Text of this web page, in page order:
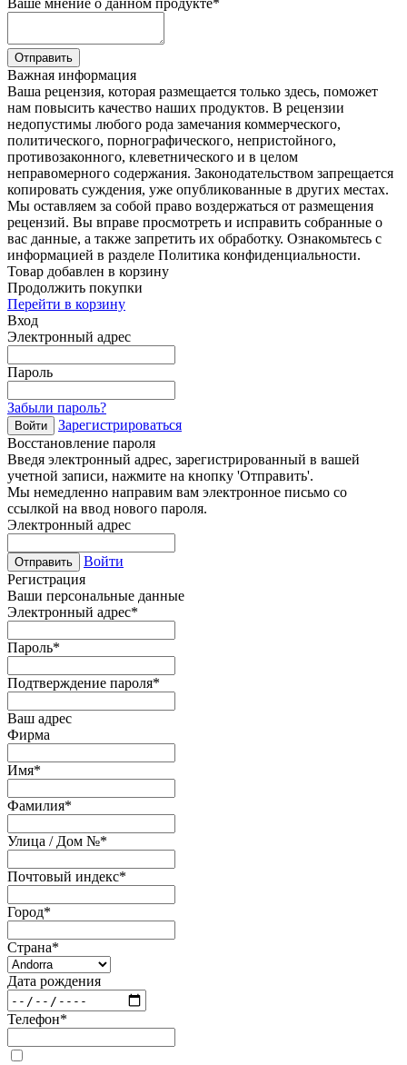
Ваше мнение о данном продукте*
Отправить
Важная информация
Ваша рецензия, которая размещается только здесь, поможет
нам повысить качество наших продуктов. В рецензии
недопустимы любого рода замечания коммерческого,
политического, порнографического, непристойного,
противозаконного, клеветнического и в целом
неправомерного содержания. Законодательством запрещается
копировать суждения, уже опубликованные в других местах.
Мы оставляем за собой право воздержаться от размещения
рецензий. Вы вправе просмотреть и исправить собранные о
вас данные, а также запретить их обработку. Ознакомьтесь с
информацией в разделе Политика конфиденциальности.
Товар добавлен в корзину
Продолжить покупки
Перейти в корзину
Вход
Электронный адрес
Пароль
Забыли пароль?
Войти
Зарегистрироваться
Восстановление пароля
Введя электронный адрес, зарегистрированный в вашей
учетной записи, нажмите на кнопку 'Отправить'.
Мы немедленно направим вам электронное письмо со
ссылкой на ввод нового пароля.
Электронный адрес
Отправить
Войти
Регистрация
Ваши персональные данные
Электронный адрес*
Пароль*
Подтверждение пароля*
Ваш адрес
Фирма
Имя*
Фамилия*
Улица / Дом №*
Почтовый индекс*
Город*
Страна*
Дата рождения
Телефон*